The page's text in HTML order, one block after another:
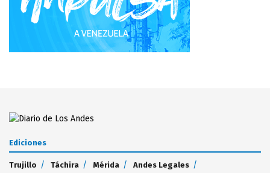
Ediciones
Trujillo Táchira Mérida Andes Legales